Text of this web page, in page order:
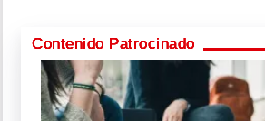
Contenido Patrocinado